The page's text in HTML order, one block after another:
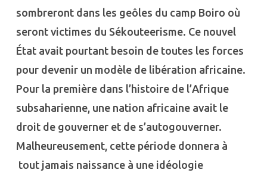
sombreront dans les geôles du camp Boiro où
seront victimes du Sékouteerisme. Ce nouvel
État avait pourtant besoin de toutes les forces
pour devenir un modèle de libération africaine.
Pour la première dans l’histoire de l’Afrique
subsaharienne, une nation africaine avait le
droit de gouverner et de s’autogouverner.
Malheureusement, cette période donnera à
tout jamais naissance à une idéologie